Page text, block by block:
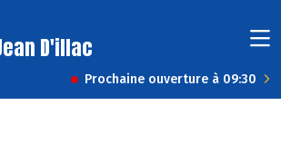
D'illac
Prochaine ouverture à 09:30